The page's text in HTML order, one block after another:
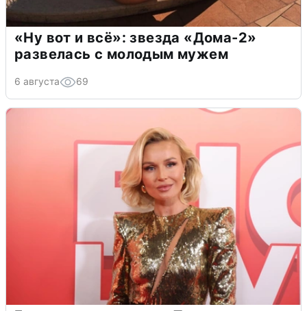
«Ну вот и всё»: звезда «Дома-2»
развелась с молодым мужем
6 августа 69